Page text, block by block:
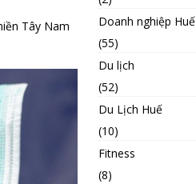
Tây Nam
Doanh nghiệp Huế
(55)
Du lịch
(52)
Du Lịch Huế
(10)
Fitness
(8)